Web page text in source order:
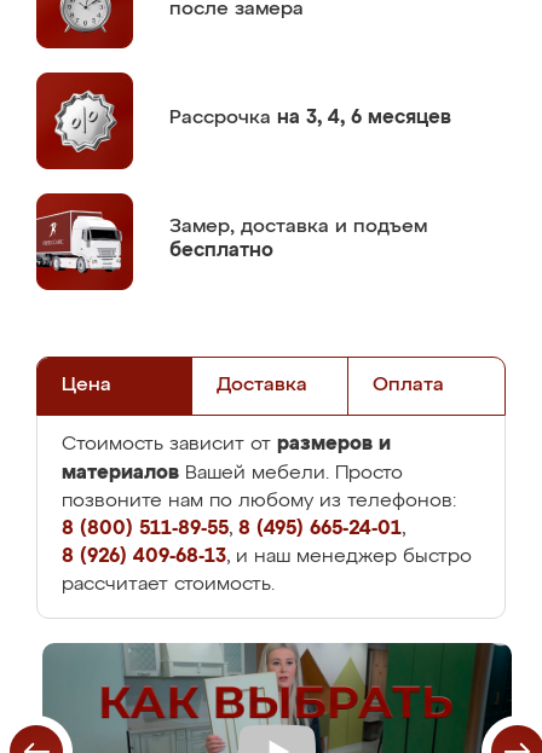
после замера
Рассрочка на 3, 4, 6 месяцев
Замер, доставка и подъем
бесплатно
Цена Доставка Оплата
Стоимость зависит от размеров и
материалов Вашей мебели. Просто
позвоните нам по любому из телефонов:
8 (800) 511-89-55, 8 (495) 665-24-01,
8 (926) 409-68-13, и наш менеджер быстро
рассчитает стоимость.